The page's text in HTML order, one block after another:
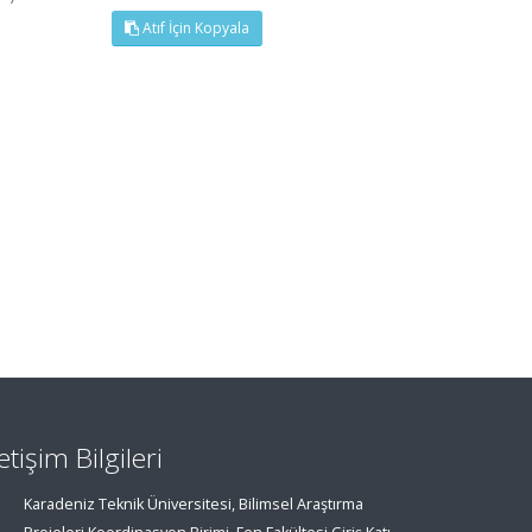
Atıf İçin Kopyala
Bilgileri
Karadeniz Teknik Üniversitesi, Bilimsel Araştırma